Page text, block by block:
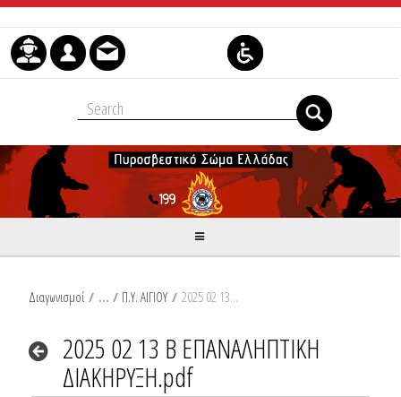
Skip to Content
Διαγωνισμοί / Π.Υ. ΑΙΓΙΟΥ / 2025 02 13 Β ΕΠΑΝΑΛΗΠΤΙΚΗ ΔΙΑΚΗΡΥΞΗ.pdf
2025 02 13 Β ΕΠΑΝΑΛΗΠΤΙΚΗ
ΔΙΑΚΗΡΥΞΗ.pdf